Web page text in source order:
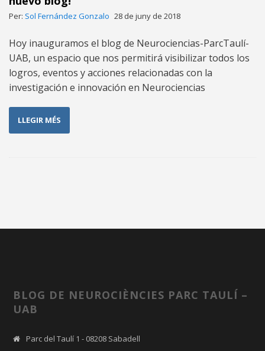
Per: Sol Fernández Gonzalo 28 de juny de 2018
Hoy inauguramos el blog de Neurociencias-ParcTaulí-
UAB, un espacio que nos permitirá visibilizar todos los
logros, eventos y acciones relacionadas con la
investigación e innovación en Neurociencias
LLEGIR MÉS
BLOG DE NEUROCIÈNCIES PARC TAULÍ –
UAB
Parc del Taulí 1 - 08208 Sabadell